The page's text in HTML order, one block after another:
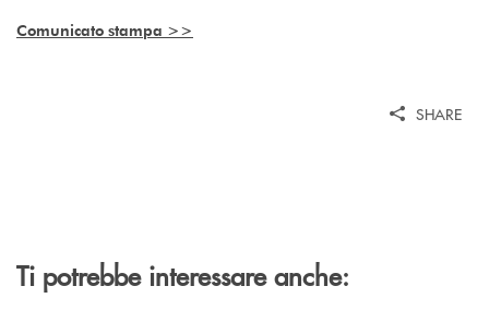
Comunicato stampa >>
SHARE
Ti potrebbe interessare anche: